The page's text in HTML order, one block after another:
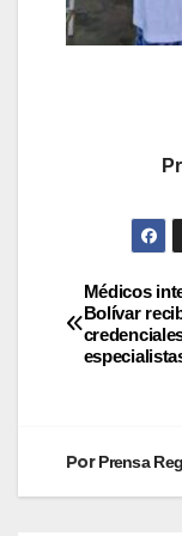
Médicos
Bolívar
PorPrensa